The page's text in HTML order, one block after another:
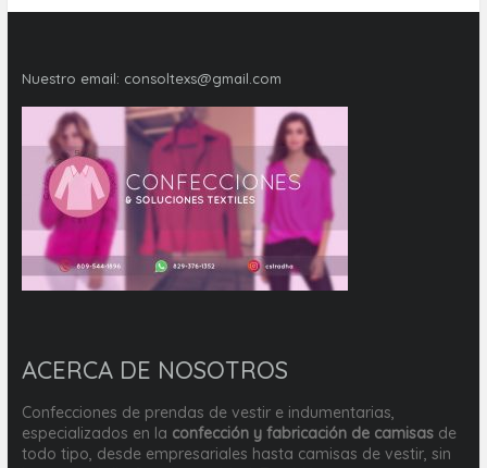
Nuestro email: consoltexs@gmail.com
ACERCA DE NOSOTROS
Confecciones de prendas de vestir e indumentarias,
especializados en la confección y fabricación de camisasde
todo tipo, desde empresariales hasta camisas de vestir, sin